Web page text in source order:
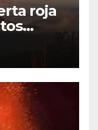
roja
Fuego